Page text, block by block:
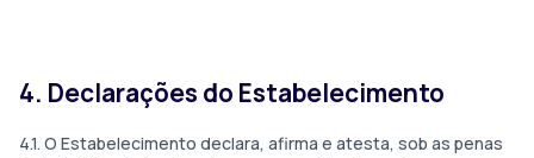
4. Declarações do Estabelecimento
4.1. O Estabelecimento declara, afirma e atesta, sob as penas